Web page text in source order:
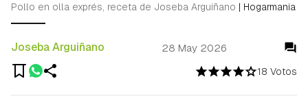
18 Votos
Joseba Arguiñano 28 May 2026
Pollo en olla exprés, receta de Joseba Arguiñano | Hogarmania